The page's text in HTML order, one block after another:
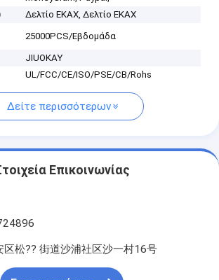
Δελτίο ΕΚΑΧ, Δελτίο ΕΚΑΧ
25000PCS/Εβδομάδα
JIUOKAY
UL/FCC/CE/ISO/PSE/CB/Rohs
Δείτε περισσότερων
Επικοινωνίας
区松?? 街道沙浦社区沙一村16号